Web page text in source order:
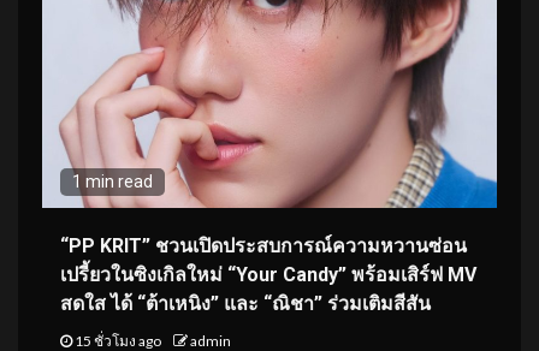
1 min read
“PP KRIT” ชวนเปิดประสบการณ์ความหวานซ่อน
เปรี้ยวในซิงเกิลใหม่ “Your Candy” พร้อมเสิร์ฟ MV
สดใส ได้ “ต้าเหนิง” และ “ณิชา” ร่วมเติมสีสัน
15 ชั่วโมง ago admin